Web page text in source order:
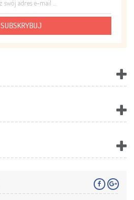
SUBSKRYBUJ